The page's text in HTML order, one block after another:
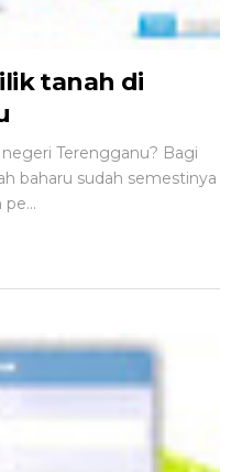
tanah di
Terengganu? Bagi
baharu sudah semestinya